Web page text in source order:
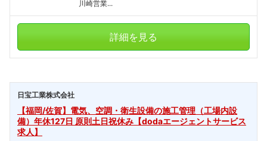
川崎営業...
詳細を見る
日宝工業株式会社
【福岡/佐賀】電気、空調・衛生設備の施工管理（工場内設
備）年休127日 原則土日祝休み【dodaエージェントサービス
求人】